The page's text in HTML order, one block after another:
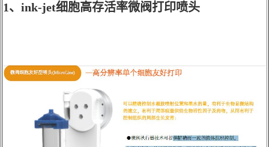
1、 ink-jet细胞高存活率微阀打印喷头